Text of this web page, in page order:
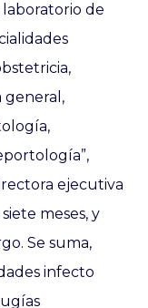
laboratorio de
general,
ejecutiva
meses, y
Se suma,
infecto